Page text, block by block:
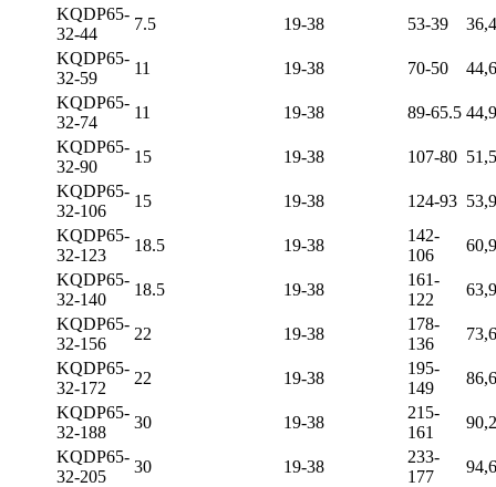
KQDP65-
32-44
7.5 19-38 53-39
KQDP65-
32-59
11 19-38 70-50
KQDP65-
32-74
11 19-38 89-65.5
KQDP65-
32-90
15 19-38 107-80
KQDP65-
32-106
15 19-38 124-93
KQDP65-
32-123
18.5 19-38
142-
106
KQDP65-
32-140
18.5 19-38
161-
122
KQDP65-
32-156
22 19-38
178-
136
KQDP65-
32-172
22 19-38
195-
149
KQDP65-
32-188
30 19-38
215-
161
KQDP65-
32-205
30 19-38
233-
177